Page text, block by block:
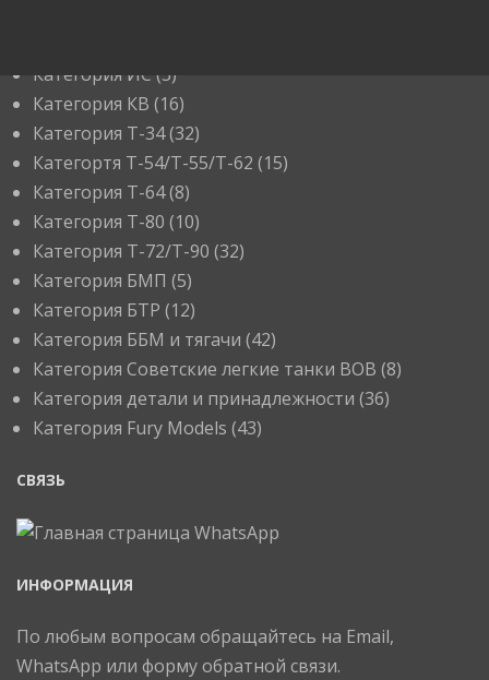
Категория ИС (3)
Категория КВ (16)
Категория Т-34(32)
Категортя Т-54/Т-55/Т-62 (15)
Категория T-64(8)
Категория T-80 (10)
Категория T-72/T-90 (32)
Категория БМП (5)
Категория БТР (12)
Категория ББМ и тягачи (42)
Категория Советские легкие танки ВОВ (8)
Категория детали и принадлежности (36)
Категория Fury Models (43)
СВЯЗЬ
ИНФОРМАЦИЯ
По любым вопросам обращайтесь на Email,
WhatsApp или форму обратной связи.